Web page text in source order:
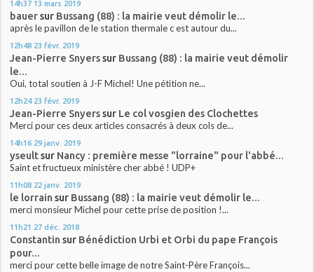
14h37 13 mars 2019
bauersur Bussang (88) : la mairie veut démolir le...
après le pavillon de le station thermale c est autour du...
12h48 23 févr. 2019
Jean-Pierre Snyerssur Bussang (88) : la mairie veut démolir
le...
Oui, total soutien à J-F Michel! Une pétition ne...
12h24 23 févr. 2019
Jean-Pierre Snyerssur Le col vosgien des Clochettes
Merci pour ces deux articles consacrés à deux cols de...
14h16 29 janv. 2019
yseultsur Nancy : première messe "lorraine" pour l'abbé...
Saint et fructueux ministère cher abbé ! UDP+
11h08 22 janv. 2019
le lorrain sur Bussang (88) : la mairie veut démolir le...
merci monsieur Michel pour cette prise de position !...
11h21 27 déc. 2018
Constantin sur Bénédiction Urbi et Orbi du pape François
pour...
merci pour cette belle image de notre Saint-Père François...